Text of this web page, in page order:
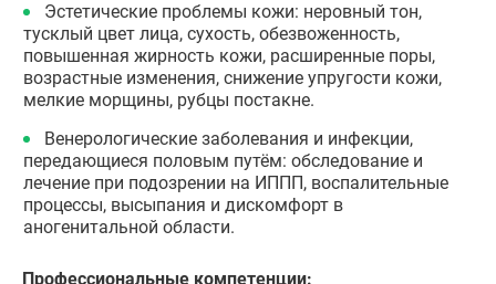
Эстетические проблемы кожи: неровный тон,
тусклый цвет лица, сухость, обезвоженность,
повышенная жирность кожи, расширенные поры,
возрастные изменения, снижение упругости кожи,
мелкие морщины, рубцы постакне.
Венерологические заболевания и инфекции,
передающиеся половым путём: обследование и
лечение при подозрении на ИППП, воспалительные
процессы, высыпания и дискомфорт в
аногенитальной области.
Профессиональные компетенции: